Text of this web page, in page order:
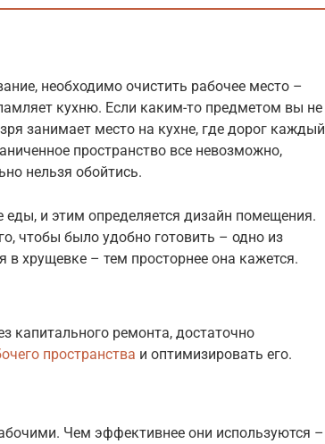
необходимо очистить рабочее место –
кухню. Если каким-то предметом вы не
занимает место на кухне, где дорог каждый
пространство все невозможно,
нельзя обойтись.
еды, и этим определяется дизайн помещения.
чтобы было удобно готовить – одно из
в хрущевке – тем просторнее она кажется.
капитального ремонта, достаточно
пространства и оптимизировать его.
Чем эффективнее они используются –